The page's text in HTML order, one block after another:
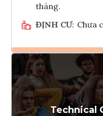
tháng.
ĐỊNH CƯ: Chưa
Technical